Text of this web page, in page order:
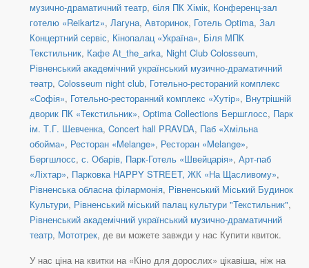
музично-драматичний театр, біля ПК Хімік, Конференц-зал
готелю «Reikartz», Лагуна, Авторинок, Готель Optima, Зал
Концертний сервіс, Кінопалац «Україна», Біля МПК
Текстильник, Кафе At_the_arka, Night Club Colosseum,
Рівненський академічний український музично-драматичний
театр, Colosseum night club, Готельно-рестораний комплекс
«Софія», Готельно-ресторанний комплекс «Хутір», Внутрішній
дворик ПК «Текстильник», Optima Collections Бершглосс, Парк
ім. Т.Г. Шевченка, Concert hall PRAVDA, Паб «Хмільна
обойма», Ресторан «Melange», Ресторан «Melange»,
Бергшлосс, с. Обарів, Парк-Готель «Швейцарія», Арт-паб
«Ліхтар», Парковка HAPPY STREET, ЖК «На Щасливому»,
Рівненська обласна філармонія, Рівненський Міський Будинок
Культури, Рівненський міський палац культури "Текстильник",
Рівненський академічний український музично-драматичний
театр, Мототрек, де ви можете завжди у нас Купити квиток.
У нас ціна на квитки на «Кіно для дорослих» цікавіша, ніж на